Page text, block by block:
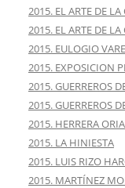
2015. EL ARTE DE
2015. EL ARTE DE
2015. EULOGIO
2015. EXPOSICION
2015. GUERREROS
2015. GUERREROS
2015. HERRERA ORIA
2015. LA HINIESTA
2015. LUIS RIZO
2015. MARTÍNEZ